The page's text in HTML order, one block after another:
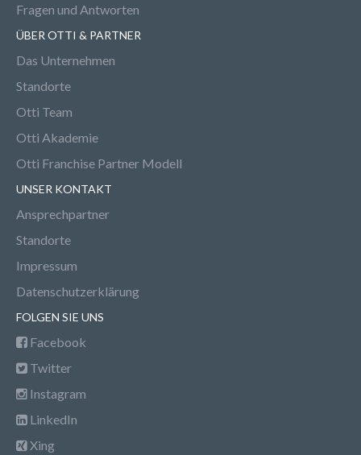
Fragen und Antworten
ÜBER OTTI & PARTNER
Das Unternehmen
Standorte
Otti Team
Otti Akademie
Otti Franchise Partner Modell
UNSER KONTAKT
Ansprechpartner
Standorte
Impressum
Datenschutzerklärung
FOLGEN SIE UNS
Facebook
Twitter
Instagram
LinkedIn
Xing